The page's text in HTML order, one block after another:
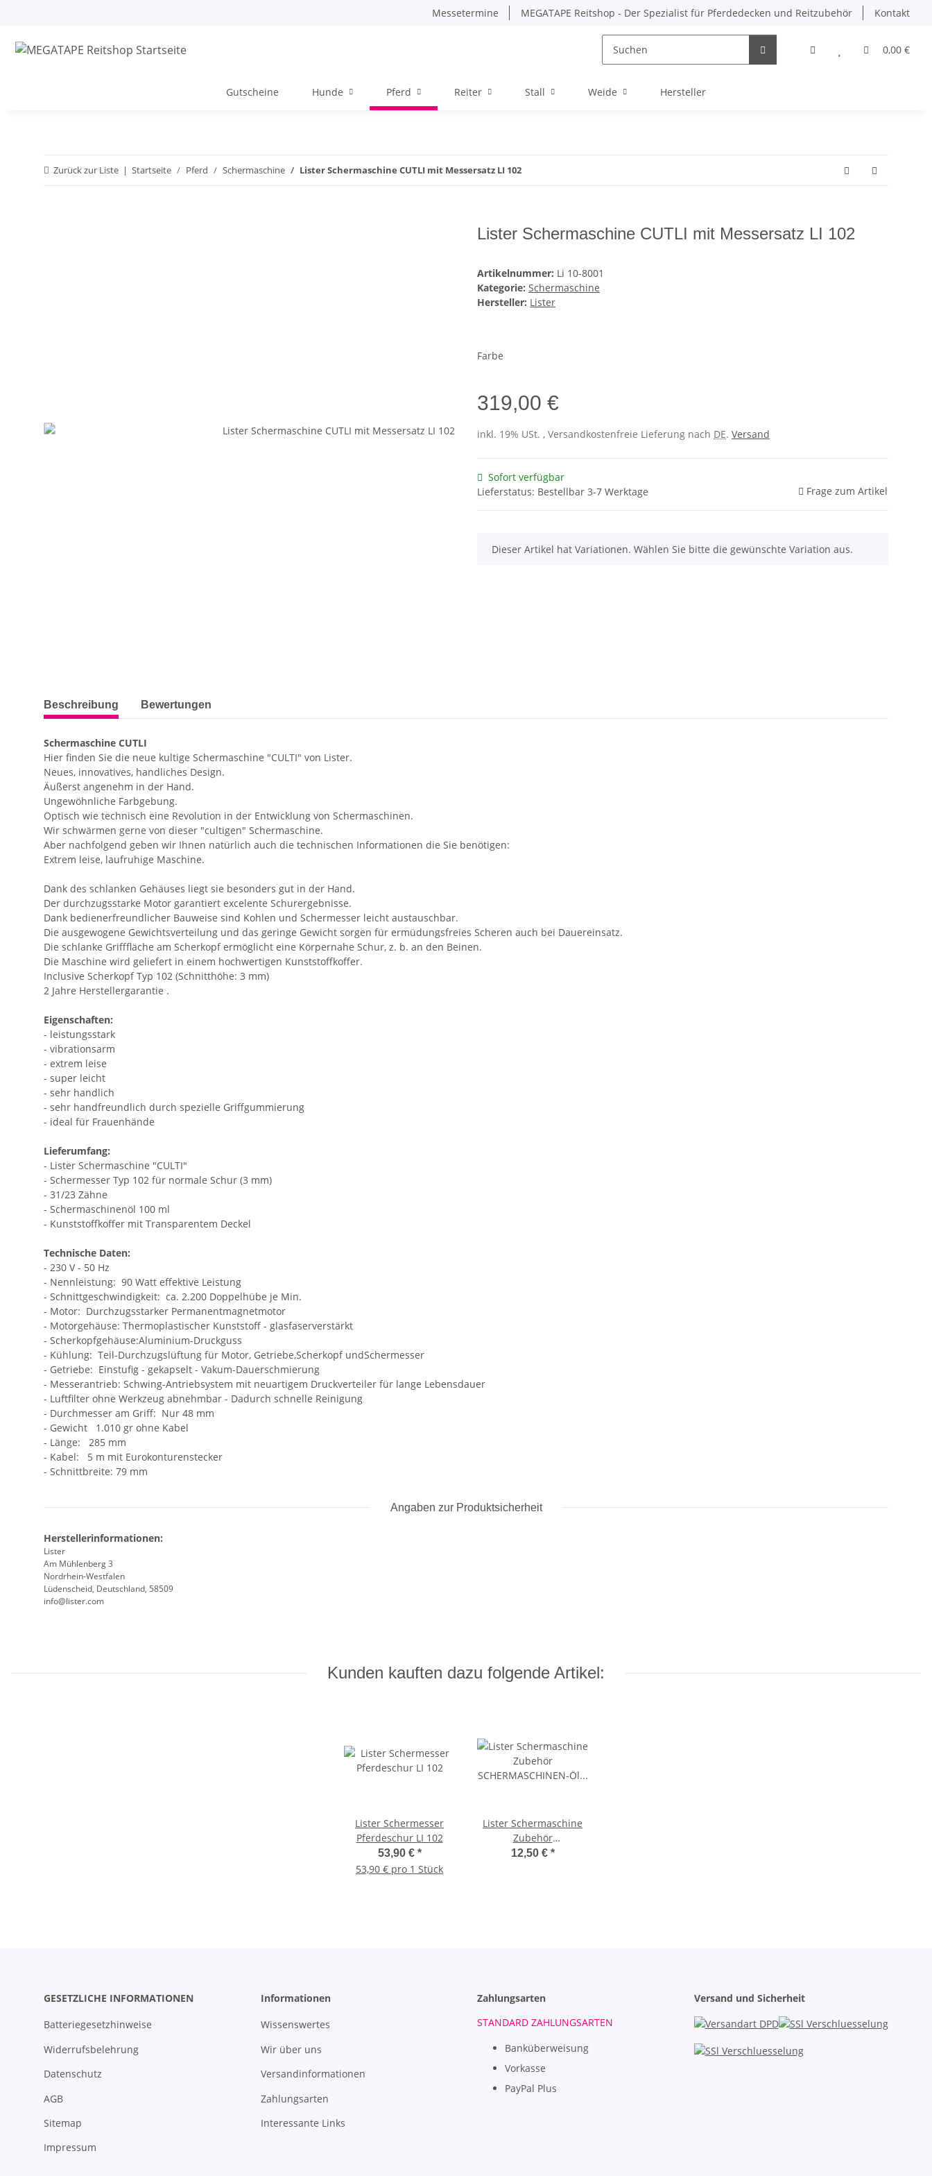
Messetermine MEGATAPE Reitshop - Der Spezialist für Pferdedecken und Reitzubehör Kontakt
0,00 €
Gutscheine Hunde Pferd Reiter Stall Weide Hersteller
Zurück zur Liste Startseite Pferd Schermaschine Lister Schermaschine CUTLI mit Messersatz LI 102
Lister Schermaschine CUTLI mit Messersatz LI 102
Artikelnummer: Li 10-8001
Kategorie: Schermaschine
Hersteller: Lister
Farbe
319,00 €
inkl. 19% USt. , Versandkostenfreie Lieferung nach DE. Versand
Sofort verfügbar
Lieferstatus: Bestellbar 3-7 Werktage
Frage zum Artikel
x
Dieser Artikel hat Variationen. Wählen Sie bitte die gewünschte Variation aus.
weitere Registerkarten anzeigen
Beschreibung Bewertungen
Schermaschine CUTLI
Hier finden Sie die neue kultige Schermaschine "CULTI" von Lister.
Neues, innovatives, handliches Design.
Äußerst angenehm in der Hand.
Ungewöhnliche Farbgebung.
Optisch wie technisch eine Revolution in der Entwicklung von Schermaschinen.
Wir schwärmen gerne von dieser "cultigen" Schermaschine.
Aber nachfolgend geben wir Ihnen natürlich auch die technischen Informationen die Sie benötigen:
Extrem leise, laufruhige Maschine.
Dank des schlanken Gehäuses liegt sie besonders gut in der Hand.
Der durchzugsstarke Motor garantiert excelente Schurergebnisse.
Dank bedienerfreundlicher Bauweise sind Kohlen und Schermesser leicht austauschbar.
Die ausgewogene Gewichtsverteilung und das geringe Gewicht sorgen für ermüdungsfreies Scheren auch bei Dauereinsatz.
Die schlanke Grifffläche am Scherkopf ermöglicht eine Körpernahe Schur, z. b. an den Beinen.
Die Maschine wird geliefert in einem hochwertigen Kunststoffkoffer.
Inclusive Scherkopf Typ 102 (Schnitthöhe: 3 mm)
2 Jahre Herstellergarantie .
Eigenschaften:
- leistungsstark
- vibrationsarm
- extrem leise
- super leicht
- sehr handlich
- sehr handfreundlich durch spezielle Griffgummierung
- ideal für Frauenhände
Lieferumfang:
- Lister Schermaschine "CULTI"
- Schermesser Typ 102 für normale Schur (3 mm)
- 31/23 Zähne
- Schermaschinenöl 100 ml
- Kunststoffkoffer mit Transparentem Deckel
Technische Daten:
- 230 V - 50 Hz
- Nennleistung: 90 Watt effektive Leistung
- Schnittgeschwindigkeit: ca. 2.200 Doppelhübe je Min.
- Motor: Durchzugsstarker Permanentmagnetmotor
- Motorgehäuse: Thermoplastischer Kunststoff - glasfaserverstärkt
- Scherkopfgehäuse:Aluminium-Druckguss
- Kühlung: Teil-Durchzugslüftung für Motor, Getriebe,Scherkopf undSchermesser
- Getriebe: Einstufig - gekapselt - Vakum-Dauerschmierung
- Messerantrieb: Schwing-Antriebsystem mit neuartigem Druckverteiler für lange Lebensdauer
- Luftfilter ohne Werkzeug abnehmbar - Dadurch schnelle Reinigung
- Durchmesser am Griff: Nur 48 mm
- Gewicht 1.010 gr ohne Kabel
- Länge: 285 mm
- Kabel: 5 m mit Eurokonturenstecker
- Schnittbreite: 79 mm
Angaben zur Produktsicherheit
Herstellerinformationen:
Lister
Am Mühlenberg 3
Nordrhein-Westfalen
Lüdenscheid, Deutschland, 58509
info@lister.com
Kunden kauften dazu folgende Artikel:
Lister Schermesser
Pferdeschur LI 102
53,90 € *
53,90 € pro 1 Stück
Lister Schermaschine
Zubehör
SCHERMASCHINEN-Öl
12,50 € *
GESETZLICHE INFORMATIONEN
Batteriegesetzhinweise
Widerrufsbelehrung
Datenschutz
AGB
Sitemap
Impressum
Informationen
Wissenswertes
Wir über uns
Versandinformationen
Zahlungsarten
Interessante Links
Zahlungsarten
STANDARD ZAHLUNGSARTEN
Banküberweisung
Vorkasse
PayPal Plus
Versand und Sicherheit